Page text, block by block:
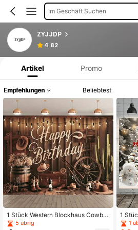
Im Geschäft Suchen
ZYJJDP
4.82
Produktinformation: Preisangabe, Verkaufs-
Artikel Promo
Empfehlungen Beliebtest
1 Stück Western Blockhaus Cowbo
y Geburtstags-Themenbanner, aus
5 übrig
1
1